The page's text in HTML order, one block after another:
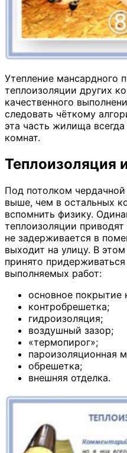
Утепление мансардного
теплоизоляции других
качественного
следовать чёткому
эта часть жилища
комнат.
Теплоизоляция
Под потолком
выше, чем в остальных
вспомнить физику.
теплоизоляции
не задерживается в
выходит на улицу. В
принято
выполняемых работ:
основное
контробрешетка;
гидроизоляция;
воздушный зазор;
«термопирог»;
пароизоляционная
обрешетка;
внешняя отделка.